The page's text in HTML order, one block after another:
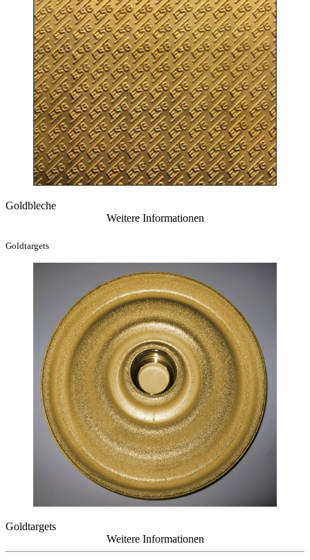
Goldbleche
Weitere Informationen
Goldtargets
Goldtargets
Weitere Informationen